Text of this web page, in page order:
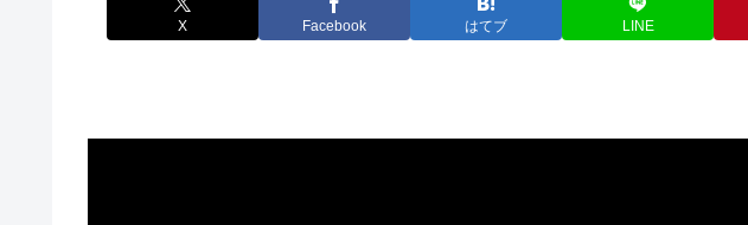
X Facebook はてブ LINE